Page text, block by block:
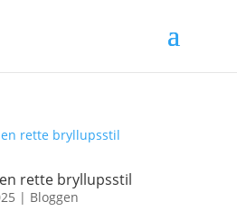
rette bryllupsstil
| Bloggen